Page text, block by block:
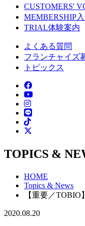
CUSTOMERS'
MEMBERSHIP
TRIAL体験案内
よくある質問
フランチャイズ
トピックス
TOPICS &
HOME
Topics & News
【重要／
2020.08.20